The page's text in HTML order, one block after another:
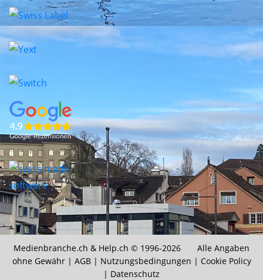
Medienbranche.ch & Help.ch © 1996-2026 Alle Angaben
ohne Gewähr | AGB| Nutzungsbedingungen | Cookie Policy
| Datenschutz